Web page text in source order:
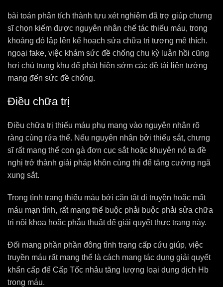
bài toán phân tích thành tựu xét nghiệm đã trợ giúp chưng
sĩ chọn kiếm được nguyên nhân chế tác thiếu máu, trong
khoảng đó lập lên kế hoạch sửa chữa trị tương mê thích.
ngoại fake, việc khám sức đề chống chu kỳ luân hồi cũng
hơi chú trung khu để phát hiện sớm các đề tài liên tưởng
mang đến sức đề chống.
Điều chữa trị
Điều chữa trị thiếu máu phụ mang vào nguyên nhân rõ
ràng cùng rứa thể. Nếu nguyên nhân bởi thiếu sắt, chưng
sĩ rất mang thể con gà đơn cục sắt hoặc khuyên nó ta đề
nghị trở thành giải pháp khôn cùng thị để tăng cường ngã
xung sắt.
Trong tình trạng thiếu máu bởi căn tật di truyền hoặc mất
máu mạn tính, rất mang thể buộc phải buộc phải sửa chữa
trị nội khoa hoặc phẫu thuật để giải quyết thực trạng này.
Đối mang phần phần đông tình trạng cấp cứu giúp, việc
truyền máu rất mang thể là cách mang tác dụng giải quyết
khẩn cấp để Cấp Tốc nhảu tăng lượng loại dung dịch Hb
trong máu.